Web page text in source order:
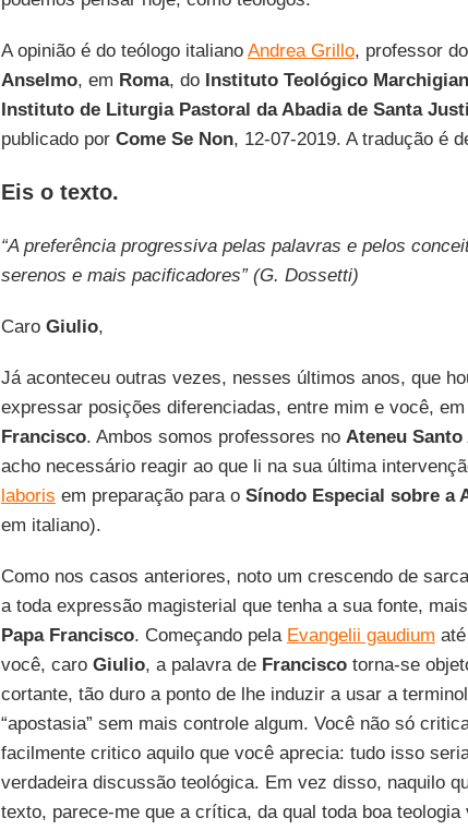
A opinião é do teólogo italiano Andrea Grillo, professor do
Anselmo, em Roma, do Instituto Teológico
Instituto de Liturgia Pastoral da Abadia de Santa
publicado por Come Se Non, 12-07-2019. A tradução é
Eis o texto.
“A preferência progressiva pelas palavras e pelos
serenos e mais pacificadores” (G. Dossetti)
Caro Giulio,
Já aconteceu outras vezes, nesses últimos anos, que
expressar posições diferenciadas, entre mim e você,
Francisco. Ambos somos professores no Ateneu Santo
acho necessário reagir ao que li na sua última
laboris em preparação para o Sínodo Especial sobre a
em italiano).
Como nos casos anteriores, noto um crescendo de
a toda expressão magisterial que tenha a sua fonte,
Papa Francisco. Começando pela Evangelii gaudium
você, caro Giulio, a palavra de Franciscotorna-se
cortante, tão duro a ponto de lhe induzir a usar a
“apostasia” sem mais controle algum. Você não só
facilmente critico aquilo que você aprecia: tudo isso
verdadeira discussão teológica. Em vez disso, naquilo
texto, parece-me que a crítica, da qual toda boa